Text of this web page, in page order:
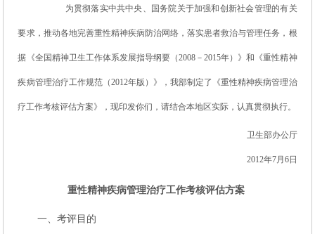
理
疗
为贯彻落实中共中央、国务院关于加强和创新社会管理的有关
要求，推动各地完善重性精神疾病防治网络，落实患者救治与管理任务，根
据《全国精神卫生工作体系发展指导纲要（2008－2015年）》和《重性精神
疾病管理治疗工作规范（2012年版）》，我部制定了《重性精神疾病管理治
疗工作考核评估方案》，现印发你们，请结合本地区实际，认真贯彻执行。
卫生部办公厅
2012年7月6日
重性精神疾病管理治疗工作考核评估方案
一、考评目的